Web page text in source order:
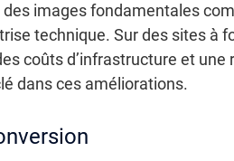
images fondamentales
technique. Sur des sites à
coûts d’infrastructure et
dans ces améliorations.